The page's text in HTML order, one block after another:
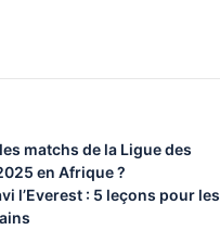
matchs de la Ligue des
en Afrique ?
l’Everest : 5 leçons pour les